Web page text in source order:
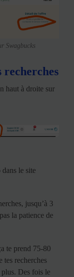
Swagbucks
recherches
haut à droite sur
le site
jusqu’à 3
la patience de
te prend 75-80
tes recherches
Des fois le